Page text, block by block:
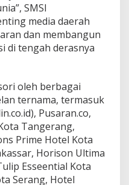
SMSI
media daerah
dan membangun
di tengah derasnya
oleh berbagai
ternama, termasuk
Pusaran.co,
Tangerang,
Prime Hotel Kota
Horison Ultima
Esseential Kota
Serang, Hotel